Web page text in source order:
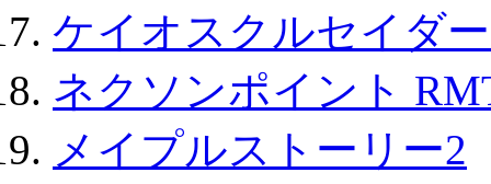
ケイオスクルセイダ
ネクソンポイント
メイプルストーリー2